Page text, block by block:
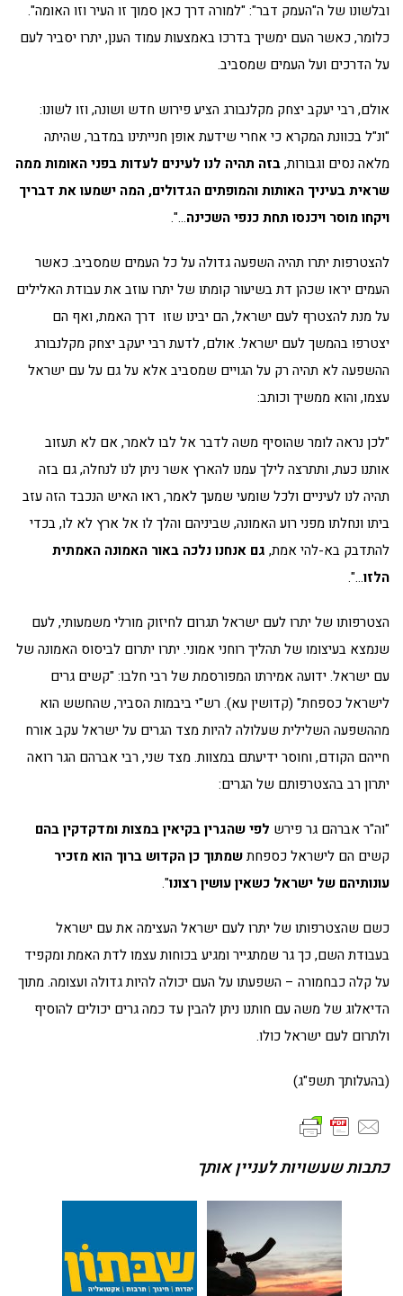
ובלשונו של ה"העמק דבר": "למורה דרך כאן סמוך זו העיר וזו האומה".
כלומר, כאשר העם ימשיך בדרכו באמצעות עמוד הענן, יתרו יסביר לעם
על הדרכים ועל העמים שמסביב.
אולם, רבי יעקב יצחק מקלנבורג הציע פירוש חדש ושונה, וזו לשונו:
"ונ"ל בכוונת המקרא כי אחרי שידעת אופן חנייתינו במדבר, שהיתה
מלאה נסים וגבורות,בזה תהיה לנו לעינים לעדות בפני האומות ממה
שראית בעיניך האותות והמופתים הגדולים, המה ישמעו את דבריך
ויקחו מוסר ויכנסו תחת כנפי השכינה…".
להצטרפות יתרו תהיה השפעה גדולה על כל העמים שמסביב. כאשר
העמים יראו שכהן דת בשיעור קומתו של יתרו עוזב את עבודת האלילים
על מנת להצטרף לעם ישראל, הם יבינו שזו דרך האמת, ואף הם
יצטרפו בהמשך לעם ישראל. אולם, לדעת רבי יעקב יצחק מקלנבורג
ההשפעה לא תהיה רק על הגויים שמסביב אלא על גם על עם ישראל
עצמו, והוא ממשיך וכותב:
"לכן נראה לומר שהוסיף משה לדבר אל לבו לאמר, אם לא תעזוב
אותנו כעת, ותתרצה לילך עמנו להארץ אשר ניתן לנו לנחלה, גם בזה
תהיה לנו לעיניים ולכל שומעי שמעך לאמר, ראו האיש הנכבד הזה עזב
ביתו ונחלתו מפני רוע האמונה, שביניהם והלך לו אל ארץ לא לו, בכדי
להתדבק בא-להי אמת, גם אנחנו נלכה באור האמונה האמתית
הלזו…".
הצטרפותו של יתרו לעם ישראל תגרום לחיזוק מורלי משמעותי, לעם
שנמצא בעיצומו של תהליך רוחני אמוני. יתרו יתרום לביסוס האמונה של
עם ישראל. ידועה אמירתו המפורסמת של רבי חלבו: "קשים גרים
לישראל כספחת" (קדושין עא). רש"י ביבמות הסביר, שהחשש הוא
מההשפעה השלילית שעלולה להיות מצד הגרים על ישראל עקב אורח
חייהם הקודם, וחוסר ידיעתם במצוות. מצד שני, רבי אברהם הגר רואה
יתרון רב בהצטרפותם של הגרים:
"וה"ר אברהם גר פירש לפי שהגרין בקיאין במצות ומדקדקין בהם
קשים הם לישראל כספחתשמתוך כן הקדוש ברוך הוא מזכיר
עונותיהם של ישראל כשאין עושין רצונו".
כשם שהצטרפותו של יתרו לעם ישראל העצימה את עם ישראל
בעבודת השם, כך גר שמתגייר ומגיע בכוחות עצמו לדת האמת ומקפיד
על קלה כבחמורה – השפעתו על העם יכולה להיות גדולה ועצומה. מתוך
הדיאלוג של משה עם חותנו ניתן להבין עד כמה גרים יכולים להוסיף
ולתרום לעם ישראל כולו.
(בהעלותך תשפ"ג)
כתבות שעשויות לעניין אותך